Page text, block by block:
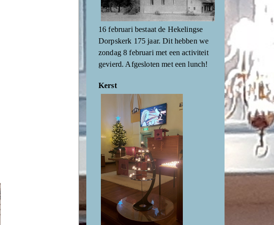
16 februari bestaat de Hekelingse
Dorpskerk 175 jaar. Dit hebben we
zondag 8 februari met een activiteit
gevierd. Afgesloten met een lunch!
Kerst